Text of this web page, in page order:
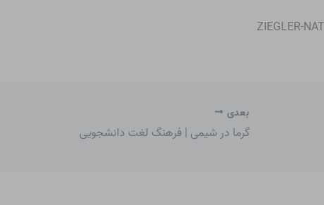
بعدی
گرما در شیمی | فرهنگ لغت دانشجویی